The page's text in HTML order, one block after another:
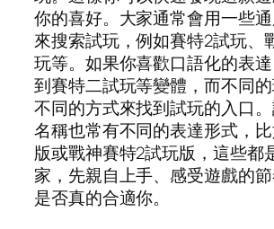
你的喜好。大家通常會用一些
來搜索試玩，例如賽特2試玩、
玩等。如果你喜歡口語化的表
到賽特二試玩等變體，而不同
不同的方式來找到試玩的入口
名稱也常有不同的表達形式，
版或戰神賽特2試玩版，這些都
家，先親自上手、感受遊戲的
是否真的合適你。